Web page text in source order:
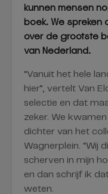
kunnen mensen
boek. We spreken
over de grootste
van Nederland.
“Vanuit het hele
hier”, vertelt Van
selectie en dat
zeker. We
dichter van het
Wagnerplein. “Wij
scherven in mijn
en dan schrijf ik
weten.